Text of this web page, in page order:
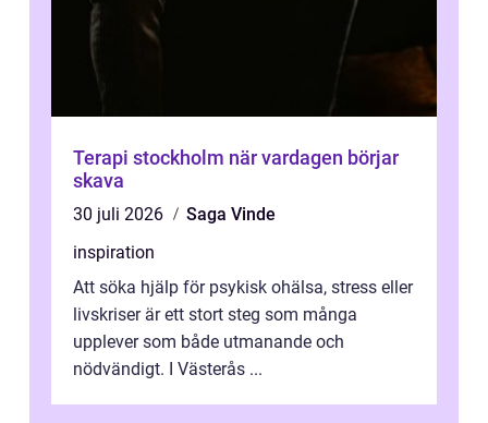
Terapi stockholm när vardagen börjar
skava
30 juli 2026
Saga Vinde
inspiration
Att söka hjälp för psykisk ohälsa, stress eller
livskriser är ett stort steg som många
upplever som både utmanande och
nödvändigt. I Västerås ...